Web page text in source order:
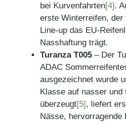
bei Kurvenfahrten[4] .
erste Winterreifen,
Line-up das EU-
Nasshaftung trägt.
Turanza T005 – Der
ADAC
ausgezeichnet wurde
Klasse auf nasser
überzeugt[5] , liefert
Nässe,